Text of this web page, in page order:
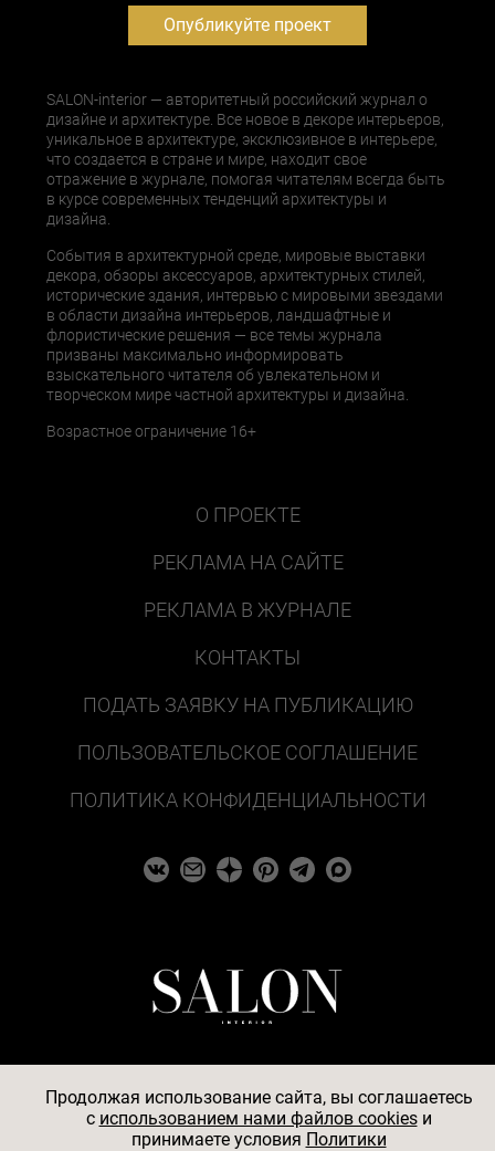
Опубликуйте проект
SALON-interior — авторитетный российский журнал о
дизайне и архитектуре. Все новое в декоре интерьеров,
уникальное в архитектуре, эксклюзивное в интерьере,
что создается в стране и мире, находит свое
отражение в журнале, помогая читателям всегда быть
в курсе современных тенденций архитектуры и
дизайна.
События в архитектурной среде, мировые выставки
декора, обзоры аксессуаров, архитектурных стилей,
исторические здания, интервью с мировыми звездами
в области дизайна интерьеров, ландшафтные и
флористические решения — все темы журнала
призваны максимально информировать
взыскательного читателя об увлекательном и
творческом мире частной архитектуры и дизайна.
Возрастное ограничение 16+
О ПРОЕКТЕ
РЕКЛАМА НА САЙТЕ
РЕКЛАМА В ЖУРНАЛЕ
КОНТАКТЫ
ПОДАТЬ ЗАЯВКУ НА ПУБЛИКАЦИЮ
ПОЛЬЗОВАТЕЛЬСКОЕ СОГЛАШЕНИЕ
ПОЛИТИКА КОНФИДЕНЦИАЛЬНОСТИ
© 2026
Продолжая использование сайта, вы соглашаетесь
c использованием нами файлов cookiesи
принимаете условия Политики